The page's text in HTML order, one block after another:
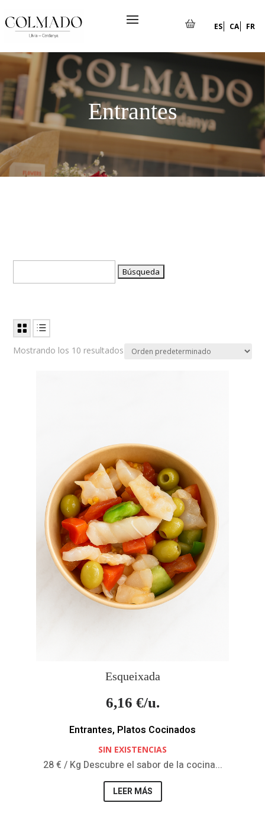
ES CA FR
Entrantes
Mostrando los 10 resultados
Esqueixada
6,16 €/u.
Entrantes, Platos Cocinados
SIN EXISTENCIAS
28 € / Kg Descubre el sabor de la cocina...
LEER MÁS